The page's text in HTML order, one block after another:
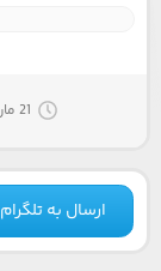
21 مارس 2024
ارسال به تلگرام